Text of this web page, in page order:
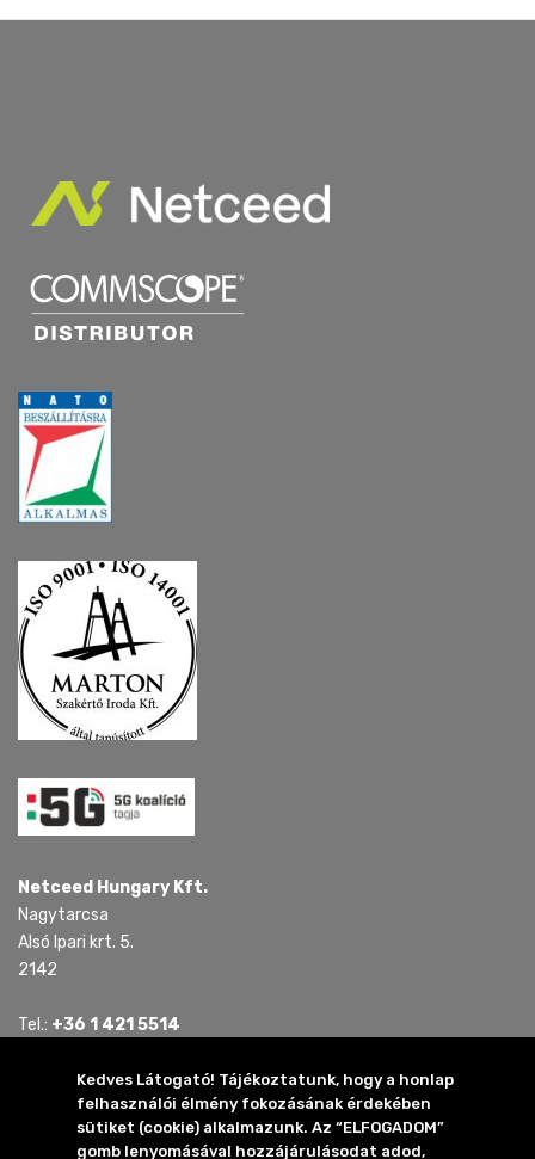
Netceed Hungary Kft.
Nagytarcsa
Alsó Ipari krt. 5.
2142
Tel.: +36 1 421 5514
mail.hu @ netceed.com
2024 Netceed Hungary Kft.
Kedves Látogató! Tájékoztatunk, hogy a honlap
felhasználói élmény fokozásának érdekében
sütiket (cookie) alkalmazunk. Az “ELFOGADOM”
gomb lenyomásával hozzájárulásodat adod,